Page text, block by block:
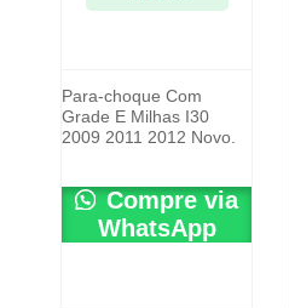
Para-choque Com
Grade E Milhas I30
2009 2011 2012 Novo.
Compre via
WhatsApp